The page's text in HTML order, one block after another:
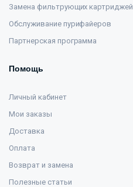
Замена фильтрующих картриджей
Обслуживание пурифайеров
Партнерская программа
Помощь
Личный кабинет
Мои заказы
Доставка
Оплата
Возврат и замена
Полезные статьи